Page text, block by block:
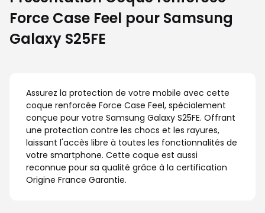
Force Case Feel pour Samsung
Galaxy S25FE
Assurez la protection de votre mobile avec cette
coque renforcée Force Case Feel, spécialement
conçue pour votre Samsung Galaxy S25FE. Offrant
une protection contre les chocs et les rayures,
laissant l'accès libre à toutes les fonctionnalités de
votre smartphone. Cette coque est aussi
reconnue pour sa qualité grâce à la certification
Origine France Garantie.